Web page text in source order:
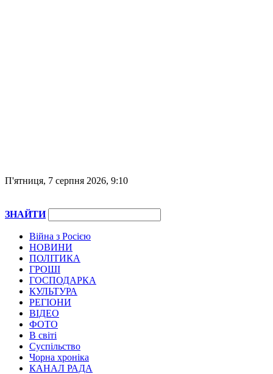
П'ятниця, 7 серпня 2026, 9:10
ЗНАЙТИ
Війна з Росією
НОВИНИ
ПОЛІТИКА
ГРОШІ
ГОСПОДАРКА
КУЛЬТУРА
РЕГІОНИ
ВІДЕО
ФОТО
В світі
Суспільство
Чорна хроніка
КАНАЛ РАДА